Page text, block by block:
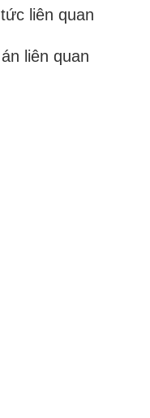
liên quan
liên quan